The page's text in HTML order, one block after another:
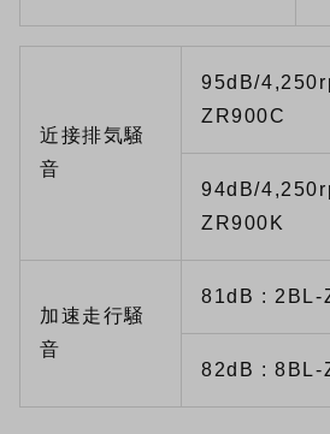
近接排気騒
音
95dB/
ZR900C
94dB/
ZR900K
加速走行騒
音
81dB : 2BL-
82dB : 8BL-